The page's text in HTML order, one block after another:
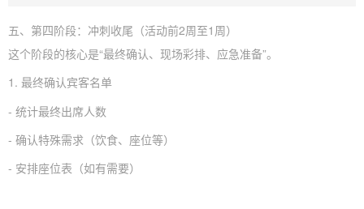
五、第四阶段：冲刺收尾（活动前2周至1周）
这个阶段的核心是“最终确认、现场彩排、应急准备”。
1. 最终确认宾客名单
- 统计最终出席人数
- 确认特殊需求（饮食、座位等）
- 安排座位表（如有需要）